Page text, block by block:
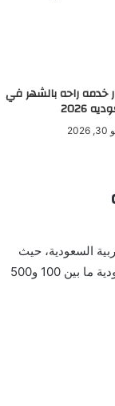
خدمه راحه بالشهر في
2026
السعودية، حيث
يختلف سعرها حسب نوع التأشيرة. بشكل عام، يتراوح سعر التأشيرة لدخول السعودية ما بين 100 و500